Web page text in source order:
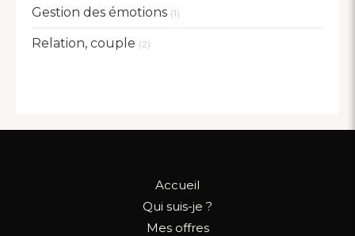
Gestion des émotions (1)
Relation, couple (2)
Accueil
Qui suis-je ?
Mes offres